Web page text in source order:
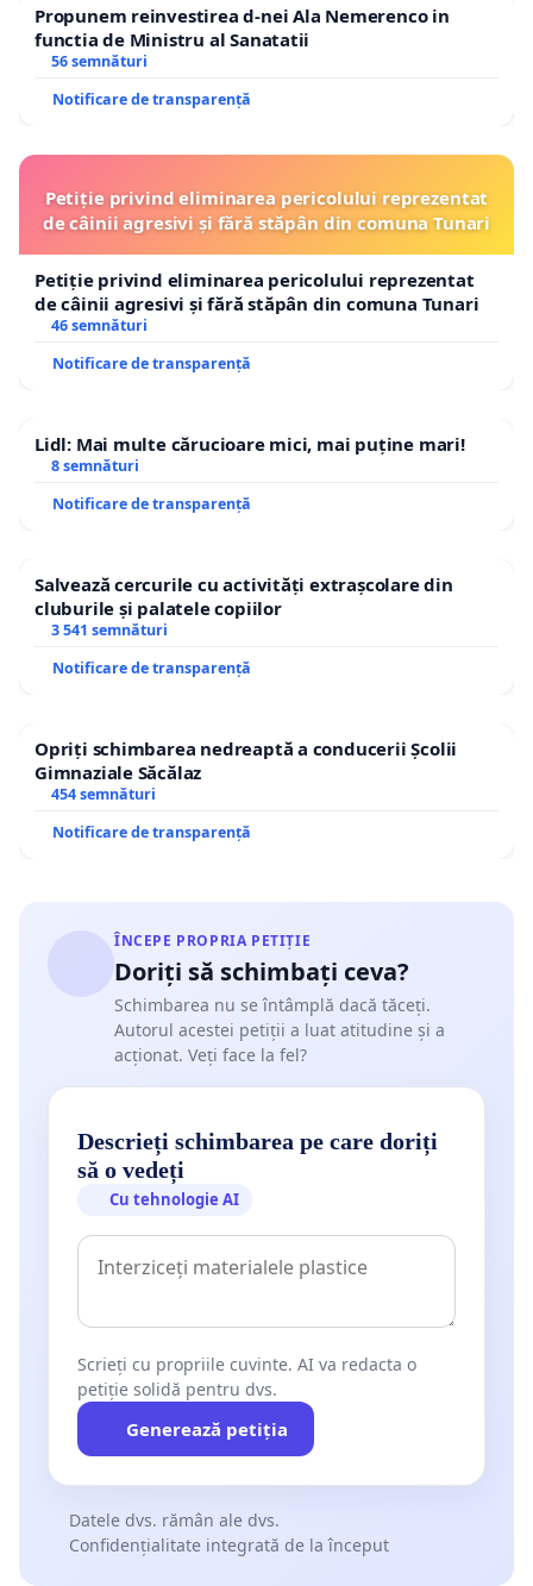
Propunem reinvestirea d-nei Ala Nemerenco in
functia de Ministru al Sanatatii
56 semnături
Notificare de transparență
Petiție privind eliminarea pericolului reprezentat
de câinii agresivi și fără stăpân din comuna Tunari
Petiție privind eliminarea pericolului reprezentat
de câinii agresivi și fără stăpân din comuna Tunari
46 semnături
Notificare de transparență
Lidl: Mai multe cărucioare mici, mai puține mari!
8 semnături
Notificare de transparență
Salvează cercurile cu activități extrașcolare din
cluburile și palatele copiilor
3 541 semnături
Notificare de transparență
Opriți schimbarea nedreaptă a conducerii Școlii
Gimnaziale Săcălaz
454 semnături
Notificare de transparență
ÎNCEPE PROPRIA PETIȚIE
Doriți să schimbați ceva?
Schimbarea nu se întâmplă dacă tăceți.
Autorul acestei petiții a luat atitudine și a
acționat. Veți face la fel?
Descrieți schimbarea pe care doriți
să o vedeți
Cu tehnologie AI
Scrieți cu propriile cuvinte. AI va redacta o
petiție solidă pentru dvs.
Generează petiția
Datele dvs. rămân ale dvs.
Confidențialitate integrată de la început